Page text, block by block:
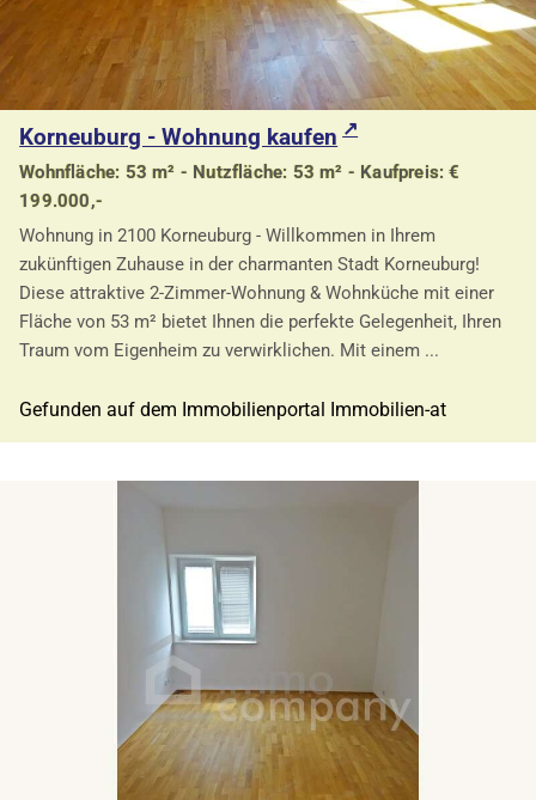
Korneuburg - Wohnung kaufen
Wohnfläche: 53 m² - Nutzfläche: 53 m² - Kaufpreis: €
199.000,-
Wohnung in 2100 Korneuburg - Willkommen in Ihrem
zukünftigen Zuhause in der charmanten Stadt Korneuburg!
Diese attraktive 2-Zimmer-Wohnung & Wohnküche mit einer
Fläche von 53 m² bietet Ihnen die perfekte Gelegenheit, Ihren
Traum vom Eigenheim zu verwirklichen. Mit einem ...
Gefunden auf dem Immobilienportal Immobilien-at